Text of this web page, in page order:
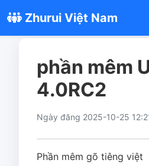
Zhurui Việt Nam
phần mêm
4.0RC2
Ngày đăng 2025-10-25
Phần mêm gõ tiêng việt